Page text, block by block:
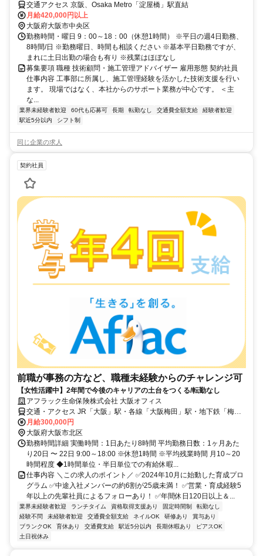
交通アクセス 京阪、Osaka Metro「淀屋橋」駅直結
月給420,000円以上
大阪府大阪市中央区
勤務時間・曜日 9：00～18：00（休憩1時間） ※平日の週4日勤務、
8時間/日 ※勤務曜日、時間も相談ください ※基本平日勤務ですが、
まれに土日出勤の場合も有り ※残業はほぼなし
募集要項 職種 技術顧問・施工管理アドバイザー 雇用形態 契約社員
仕事内容 工事部に所属し、施工管理経験を活かした技術支援を行い
ます。 現場ではなく、本社からのサポート業務が中心です。 ＜主
な...
業界未経験者歓迎 60代も応募可 長期 転勤なし 交通費全額支給
経験者歓迎
駅近5分以内
シフト制
同じ企業の求人
契約社員
前職が事務の方など、職種未経験からのチャレンジ可
【女性活躍中】2年間で今後のキャリアの土台をつくる/転勤なし
アフラック生命保険株式会社 大阪オフィス
交通・アクセス JR「大阪」駅・各線「大阪梅田」駅・地下鉄「梅
田」駅より徒歩6分/JR「北新地」駅すぐ
月給300,000円
大阪府大阪市北区
勤務時間詳細 実働時間：1日あたり8時間 平均勤務日数：1ヶ月あた
り20日 〜 22日 9:00～18:00 ※休憩1時間 ※平均残業時間 月10～20
時間程度 ◆1時間単位・半日単位での有給休暇...
仕事内容 ＼この求人のポイント／ ✅2024年10月に始動した育成プロ
グラム ✅中途入社メンバーの約6割が25歳未満！ ✅営業・育成経験5
年以上の先輩社員によるフォローあり！ ✅年間休日120日以上＆...
業界未経験者歓迎 ランチタイム 資格取得支援あり 固定時間制
転勤なし
経験不問
未経験者歓迎 交通費全額支給 ネイルOK 研修あり
賞与あり
ブランクOK
育休あり 交通費支給 駅近5分以内 長期休暇あり
ピアスOK
土日祝休み